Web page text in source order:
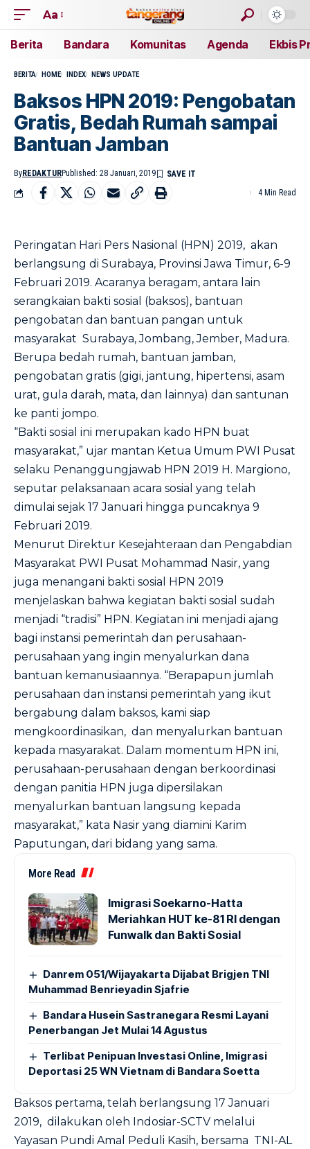
Aa
Berita Bandara Komunitas Agenda Ekbis
BERITA HOME INDEX NEWS UPDATE
Baksos HPN 2019: Pengobatan
Gratis, Bedah Rumah sampai
Bantuan Jamban
ByREDAKTURPublished: 28 Januari, 2019
4 Min Read
Peringatan Hari Pers Nasional (HPN) 2019, akan
berlangsung di Surabaya, Provinsi Jawa Timur, 6-9
Februari 2019. Acaranya beragam, antara lain
serangkaian bakti sosial (baksos), bantuan
pengobatan dan bantuan pangan untuk
masyarakat Surabaya, Jombang, Jember, Madura.
Berupa bedah rumah, bantuan jamban,
pengobatan gratis (gigi, jantung, hipertensi, asam
urat, gula darah, mata, dan lainnya) dan santunan
ke panti jompo.
“Bakti sosial ini merupakan kado HPN buat
masyarakat,” ujar mantan Ketua Umum PWI Pusat
selaku Penanggungjawab HPN 2019 H. Margiono,
seputar pelaksanaan acara sosial yang telah
dimulai sejak 17 Januari hingga puncaknya 9
Februari 2019.
Menurut Direktur Kesejahteraan dan Pengabdian
Masyarakat PWI Pusat Mohammad Nasir, yang
juga menangani bakti sosial HPN 2019
menjelaskan bahwa kegiatan bakti sosial sudah
menjadi “tradisi” HPN. Kegiatan ini menjadi ajang
bagi instansi pemerintah dan perusahaan-
perusahaan yang ingin menyalurkan dana
bantuan kemanusiaannya. “Berapapun jumlah
perusahaan dan instansi pemerintah yang ikut
bergabung dalam baksos, kami siap
mengkoordinasikan, dan menyalurkan bantuan
kepada masyarakat. Dalam momentum HPN ini,
perusahaan-perusahaan dengan berkoordinasi
dengan panitia HPN juga dipersilakan
menyalurkan bantuan langsung kepada
masyarakat,” kata Nasir yang diamini Karim
Paputungan, dari bidang yang sama.
More Read
Imigrasi Soekarno-Hatta
Meriahkan HUT ke-81 RI dengan
Funwalk dan Bakti Sosial
Danrem 051/Wijayakarta Dijabat Brigjen TNI
Muhammad Benrieyadin Sjafrie
Bandara Husein Sastranegara Resmi Layani
Penerbangan Jet Mulai 14 Agustus
Terlibat Penipuan Investasi Online, Imigrasi
Deportasi 25 WN Vietnam di Bandara Soetta
Baksos pertama, telah berlangsung 17 Januari
2019, dilakukan oleh Indosiar-SCTV melalui
Yayasan Pundi Amal Peduli Kasih, bersama TNI-AL